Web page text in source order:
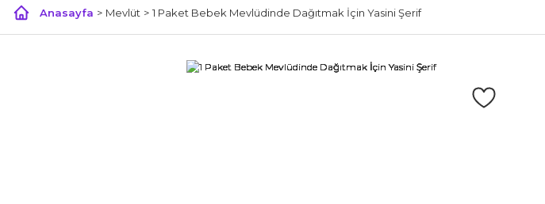
Anasayfa Mevlüt 1 Paket Bebek Mevlüdinde Dağıtmak İçin Yasini Şerif